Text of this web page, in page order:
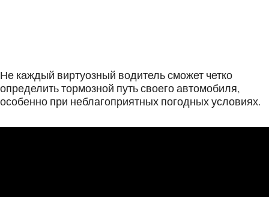
Не каждый виртуозный водитель сможет четко
определить тормозной путь своего автомобиля,
особенно при неблагоприятных погодных условиях.